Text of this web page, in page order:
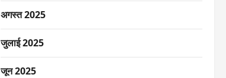
अगस्त 2025
जुलाई 2025
जून 2025